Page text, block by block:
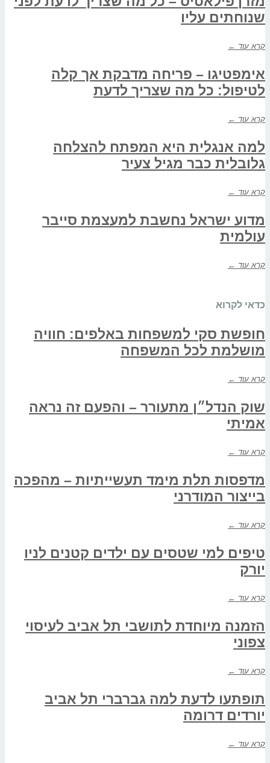
שנוחתים עליו
קרא עוד ←
אימפטיגו – פריחה מדבקת אך קלה
לטיפול: כל מה שצריך לדעת
קרא עוד ←
למה אנגלית היא המפתח להצלחה
גלובלית כבר מגיל צעיר
קרא עוד ←
מדוע ישראל נחשבת למעצמת סייבר
עולמית
קרא עוד ←
כדאי לקרוא
חופשת סקי למשפחות באלפים: חוויה
מושלמת לכל המשפחה
קרא עוד ←
שוק הנדל״ן מתעורר – והפעם זה נראה
אמיתי
קרא עוד ←
מדפסות תלת מימד תעשייתיות – מהפכה
בייצור המודרני
קרא עוד ←
טיפים למי שטסים עם ילדים קטנים לניו
יורק
קרא עוד ←
הזמנה מיוחדת לתושבי תל אביב לעיסוי
צפוני
קרא עוד ←
תופתעו לדעת למה גברברי תל אביב
יורדים דרומה
קרא עוד ←